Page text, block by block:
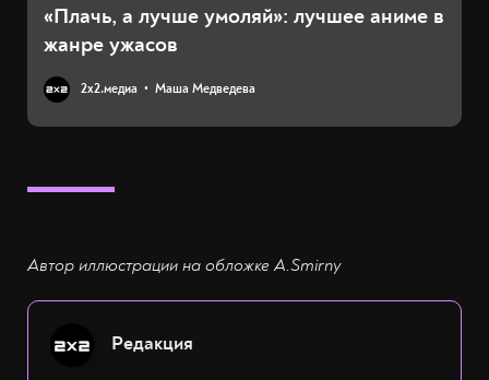
«Плачь, а лучше умоляй»: лучшее аниме в
жанре ужасов
2х2.медиа Маша Медведева
Автор иллюстрации на обложке A.Smirny
Редакция